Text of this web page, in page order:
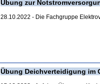
Übung zur
28.10.2022 - Die Fachgruppe
Übung Deichverteidigung im